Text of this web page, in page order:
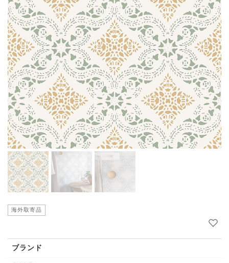
海外取寄品
ブランド